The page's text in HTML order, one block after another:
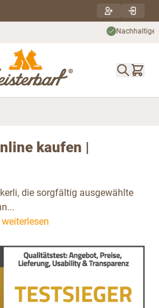
kaufen |
die sorgfältig ausgewählte
weiterlesen